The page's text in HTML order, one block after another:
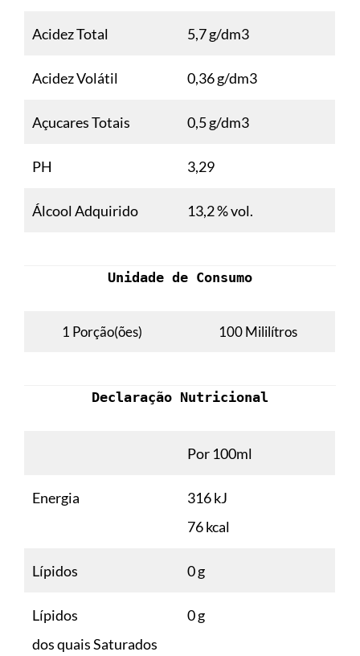
Acidez Total 5,7 g/dm3
Acidez Volátil 0,36 g/dm3
Açucares Totais 0,5 g/dm3
PH 3,29
Álcool Adquirido 13,2 % vol.
Unidade de Consumo
1 Porção(ões) 100 Mililítros
Declaração Nutricional
Por 100ml
Energia
316 kJ
76 kcal
Lípidos 0 g
Lípidos
dos quais Saturados
0 g